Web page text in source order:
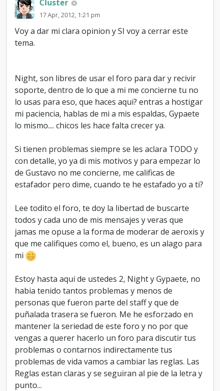
Cluster
17 Apr, 2012, 1:21 pm
Voy a dar mi clara opinion y SI voy a cerrar este
tema.
Night, son libres de usar el foro para dar y recivir
soporte, dentro de lo que a mi me concierne tu no
lo usas para eso, que haces aqui? entras a hostigar
mi paciencia, hablas de mi a mis espaldas, Gypaete
lo mismo.... chicos les hace falta crecer ya.
Si tienen problemas siempre se les aclara TODO y
con detalle, yo ya di mis motivos y para empezar lo
de Gustavo no me concierne, me calificas de
estafador pero dime, cuando te he estafado yo a ti?
Lee todito el foro, te doy la libertad de buscarte
todos y cada uno de mis mensajes y veras que
jamas me opuse a la forma de moderar de aeroxis y
que me califiques como el, bueno, es un alago para
mi
Estoy hasta aqui de ustedes 2, Night y Gypaete, no
habia tenido tantos problemas y menos de
personas que fueron parte del staff y que de
puñalada trasera se fueron. Me he esforzado en
mantener la seriedad de este foro y no por que
vengas a querer hacerlo un foro para discutir tus
problemas o contarnos indirectamente tus
problemas de vida vamos a cambiar las reglas. Las
Reglas estan claras y se seguiran al pie de la letra y
punto...